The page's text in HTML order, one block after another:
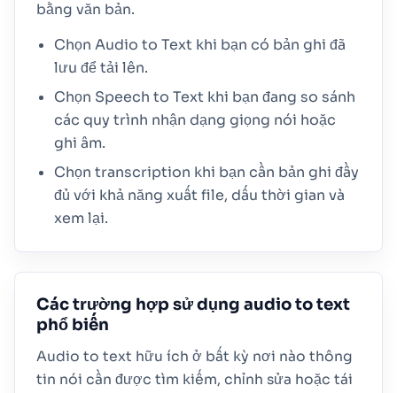
bằng văn bản.
Chọn Audio to Text khi bạn có bản ghi đã
lưu để tải lên.
Chọn Speech to Text khi bạn đang so sánh
các quy trình nhận dạng giọng nói hoặc
ghi âm.
Chọn transcription khi bạn cần bản ghi đầy
đủ với khả năng xuất file, dấu thời gian và
xem lại.
Các trường hợp sử dụng audio to text
phổ biến
Audio to text hữu ích ở bất kỳ nơi nào thông
tin nói cần được tìm kiếm, chỉnh sửa hoặc tái